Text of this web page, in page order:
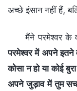
अच्छे इंसान नहीं हैं,
मैंने परमेश्वर के
परमेश्वर में अपने इतने
कोसा न हो या कोई
अपने जुड़ाव में तुम सच